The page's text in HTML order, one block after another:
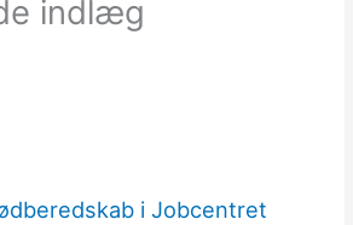
indlæg
i Jobcentret